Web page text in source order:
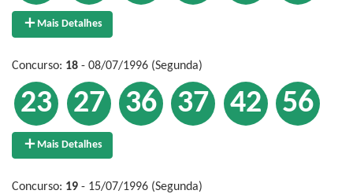
Mais Detalhes
Concurso: 18 - 08/07/1996 (Segunda)
23 27 36 37 42 56
Mais Detalhes
Concurso: 19 - 15/07/1996 (Segunda)